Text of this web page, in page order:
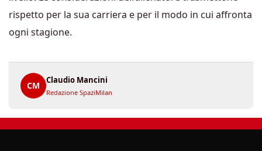
rispetto per la sua carriera e per il modo in cui affronta
ogni stagione.
CM
Claudio Mancini
Redazione SpaziMilan